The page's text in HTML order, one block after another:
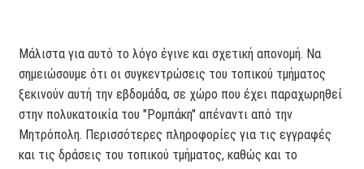
Μάλιστα για αυτό το λόγο έγινε και σχετική απονομή. Να
σημειώσουμε ότι οι συγκεντρώσεις του τοπικού τμήματος
ξεκινούν αυτή την εβδομάδα, σε χώρο που έχει παραχωρηθεί
στην πολυκατοικία του "Ρομπάκη" απέναντι από την
Μητρόπολη. Περισσότερες πληροφορίες για τις εγγραφές
και τις δράσεις του τοπικού τμήματος, καθώς και το